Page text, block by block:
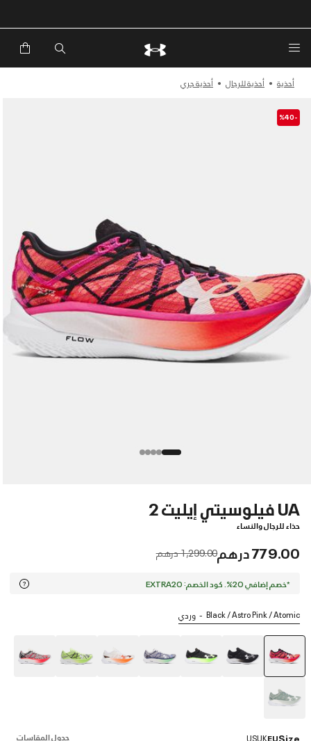
أحذية أحذية للرجال أحذية جري
-%40
UA فيلوسيتي إيليت 2
حذاء للرجال والنساء
779.00 درهم Price reduced from
1,299.00 درهم to
*خصم إضافي 20%. كود الخصم: EXTRA20
Black / Astro Pink / Atomic وردي
جدول المقاسات Size
EU
UK
US